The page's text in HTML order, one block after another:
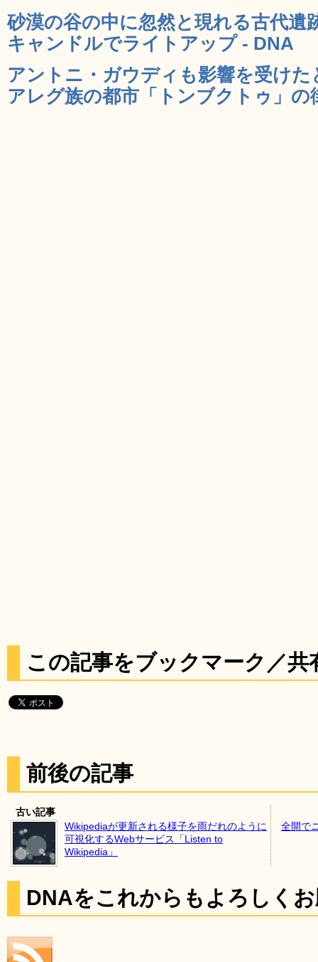
砂漠の谷の中に忽然と現れる古代遺
キャンドルでライトアップ - DNA
アントニ・ガウディも影響を受け
アレグ族の都市「トンブクトゥ」の
この記事をブックマーク／共
前後の記事
古い記事
Wikipediaが更新される様子を雨だれのように
可視化するWebサービス「Listen to
Wikipedia」
全開で
DNAをこれからもよろしく